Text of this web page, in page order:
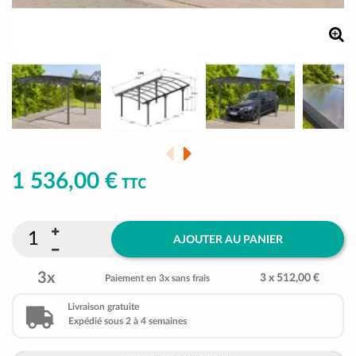
1 536,00 € TTC
AJOUTER AU PANIER
3x Paiement en 3x sans frais 3 x 512,00 €
Livraison gratuite
Expédié sous 2 à 4 semaines